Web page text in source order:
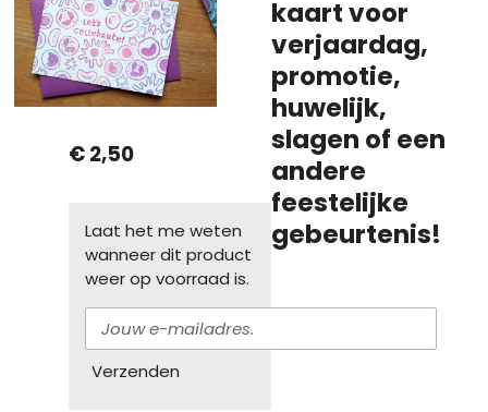
kaart voor
verjaardag,
promotie,
huwelijk,
slagen of een
andere
feestelijke
gebeurtenis!
€ 2,50
Laat het me weten
wanneer dit product
weer op voorraad is.
Verzenden